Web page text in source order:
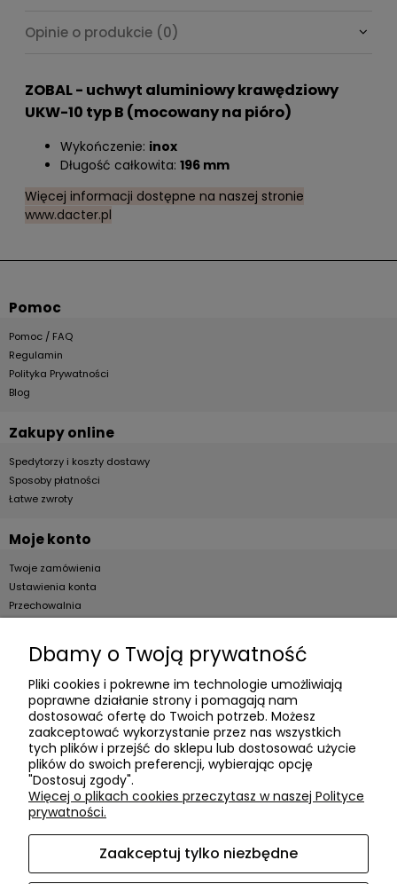
Opinie o produkcie (0)
ZOBAL - uchwyt aluminiowy krawędziowy
UKW-10 typ B (mocowany na pióro)
Wykończenie: inox
Długość całkowita: 196 mm
Więcej informacji dostępne na naszej stronie
www.dacter.pl
Pomoc
Pomoc / FAQ
Regulamin
Polityka Prywatności
Blog
Zakupy online
Spedytorzy i koszty dostawy
Sposoby płatności
Łatwe zwroty
Moje konto
Twoje zamówienia
Ustawienia konta
Przechowalnia
Dla firm
O firmie
Informacje o firmie
Kontakt
dacter.pl
Akcesoria meblowe DAC TER | ul. Przepiórki 56, 02-410
Warszawa, woj. mazowieckie | E-mail:sklep@dacter.plTel.:
Dbamy o Twoją prywatność
Pliki cookies i pokrewne im technologie umożliwiają
poprawne działanie strony i pomagają nam
dostosować ofertę do Twoich potrzeb. Możesz
zaakceptować wykorzystanie przez nas wszystkich
tych plików i przejść do sklepu lub dostosować użycie
plików do swoich preferencji, wybierając opcję
"Dostosuj zgody".
Więcej o plikach cookies przeczytasz w naszej Polityce
prywatności.
Zaakceptuj tylko niezbędne